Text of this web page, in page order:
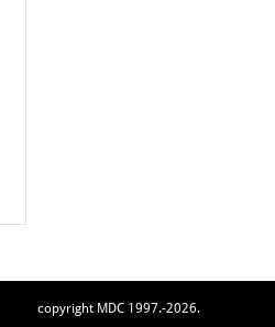
copyright MDC 1997.-2026.